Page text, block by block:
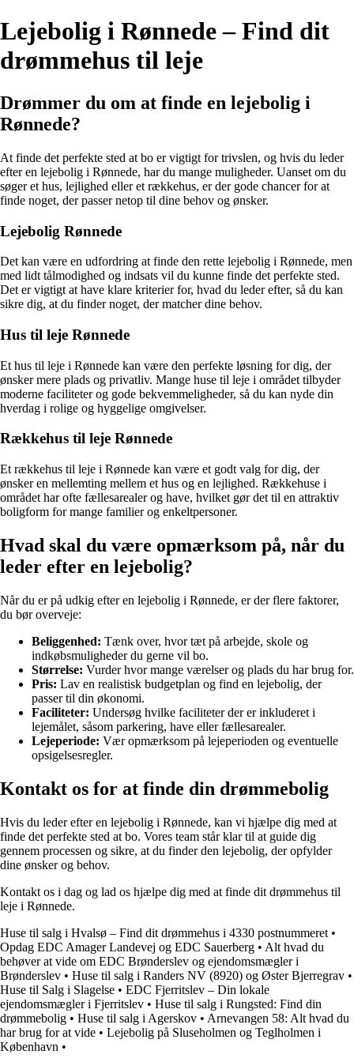
Lejebolig i Rønnede – Find dit
drømmehus til leje
Drømmer du om at finde en lejebolig i
Rønnede?
At finde det perfekte sted at bo er vigtigt for trivslen, og hvis du leder
efter en lejebolig i Rønnede, har du mange muligheder. Uanset om du
søger et hus, lejlighed eller et rækkehus, er der gode chancer for at
finde noget, der passer netop til dine behov og ønsker.
Lejebolig Rønnede
Det kan være en udfordring at finde den rette lejebolig i Rønnede, men
med lidt tålmodighed og indsats vil du kunne finde det perfekte sted.
Det er vigtigt at have klare kriterier for, hvad du leder efter, så du kan
sikre dig, at du finder noget, der matcher dine behov.
Hus til leje Rønnede
Et hus til leje i Rønnede kan være den perfekte løsning for dig, der
ønsker mere plads og privatliv. Mange huse til leje i området tilbyder
moderne faciliteter og gode bekvemmeligheder, så du kan nyde din
hverdag i rolige og hyggelige omgivelser.
Rækkehus til leje Rønnede
Et rækkehus til leje i Rønnede kan være et godt valg for dig, der
ønsker en mellemting mellem et hus og en lejlighed. Rækkehuse i
området har ofte fællesarealer og have, hvilket gør det til en attraktiv
boligform for mange familier og enkeltpersoner.
Hvad skal du være opmærksom på, når du
leder efter en lejebolig?
Når du er på udkig efter en lejebolig i Rønnede, er der flere faktorer,
du bør overveje:
Beliggenhed: Tænk over, hvor tæt på arbejde, skole og
indkøbsmuligheder du gerne vil bo.
Størrelse: Vurder hvor mange værelser og plads du har brug for.
Pris: Lav en realistisk budgetplan og find en lejebolig, der
passer til din økonomi.
Faciliteter: Undersøg hvilke faciliteter der er inkluderet i
lejemålet, såsom parkering, have eller fællesarealer.
Lejeperiode: Vær opmærksom på lejeperioden og eventuelle
opsigelsesregler.
Kontakt os for at finde din drømmebolig
Hvis du leder efter en lejebolig i Rønnede, kan vi hjælpe dig med at
finde det perfekte sted at bo. Vores team står klar til at guide dig
gennem processen og sikre, at du finder den lejebolig, der opfylder
dine ønsker og behov.
Kontakt os i dag og lad os hjælpe dig med at finde dit drømmehus til
leje i Rønnede.
Huse til salg i Hvalsø – Find dit drømmehus i 4330 postnummeret •
Opdag EDC Amager Landevej og EDC Sauerberg • Alt hvad du
behøver at vide om EDC Brønderslev og ejendomsmægler i
Brønderslev • Huse til salg i Randers NV (8920) og Øster Bjerregrav •
Huse til Salg i Slagelse • EDC Fjerritslev – Din lokale
ejendomsmægler i Fjerritslev • Huse til salg i Rungsted: Find din
drømmebolig • Huse til salg i Agerskov • Arnevangen 58: Alt hvad du
har brug for at vide • Lejebolig på Sluseholmen og Teglholmen i
København •